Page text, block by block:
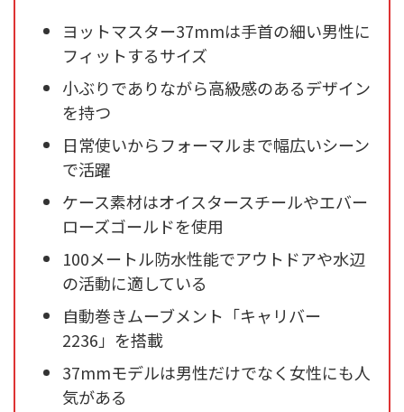
ヨットマスター37mmは手首の細い男性に
フィットするサイズ
小ぶりでありながら高級感のあるデザイン
を持つ
日常使いからフォーマルまで幅広いシーン
で活躍
ケース素材はオイスタースチールやエバー
ローズゴールドを使用
100メートル防水性能でアウトドアや水辺
の活動に適している
自動巻きムーブメント「キャリバー
2236」を搭載
37mmモデルは男性だけでなく女性にも人
気がある